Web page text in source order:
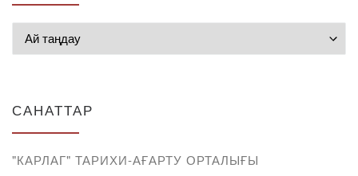
САНАТТАР
"КАРЛАГ" ТАРИХИ-АҒАРТУ ОРТАЛЫҒЫ